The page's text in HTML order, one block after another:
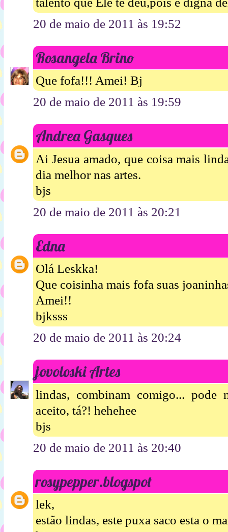
20 de maio de 2011 às 19:52
Rosangela Brino
Que fofa!!! Amei! Bj
20 de maio de 2011 às 19:59
Andrea Gasques
Ai Jesua amado, que coisa mais
dia melhor nas artes.
bjs
20 de maio de 2011 às 20:21
Edna
Olá Leskka!
Que coisinha mais fofa suas
Amei!!
bjksss
20 de maio de 2011 às 20:24
jovoloski Artes
lindas, combinam comigo... pode
aceito, tá?! hehehee
bjs
20 de maio de 2011 às 20:40
rosypepper.blogspot
lek,
estão lindas, este puxa saco esta o